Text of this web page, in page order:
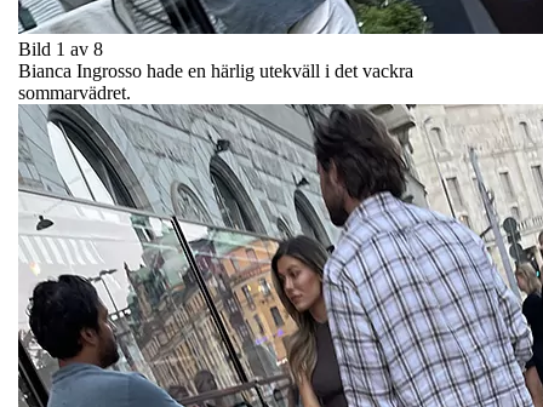
Bild 1 av 8
Bianca Ingrosso hade en härlig utekväll i det vackra
sommarvädret.